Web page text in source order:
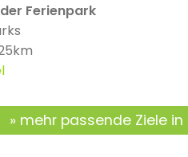
Ferienpark
mehr passende Ziele in